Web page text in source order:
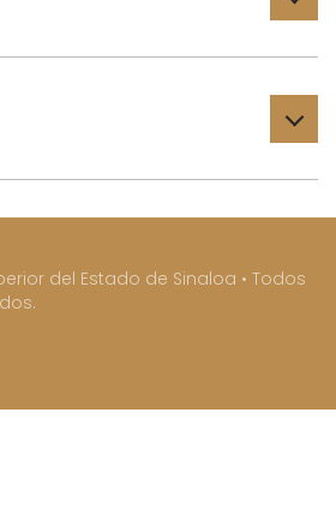
del Estado de Sinaloa • Todos